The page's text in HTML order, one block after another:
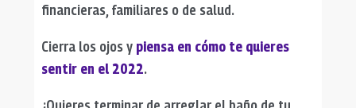
financieras, familiares o de salud.
Cierra los ojos y piensa en cómo te quieres
sentir en el 2022.